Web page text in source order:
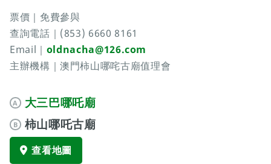
票價｜免費參與
查詢電話｜(853) 6660 8161
Email｜ oldnacha@126.com
主辦機構｜澳門柿山哪咤古廟值理會
A 大三巴哪吒廟
B 柿山哪吒古廟
查看地圖